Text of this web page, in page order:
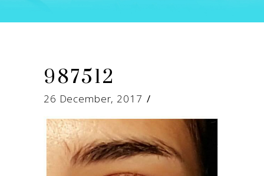
987512
26 December, 2017